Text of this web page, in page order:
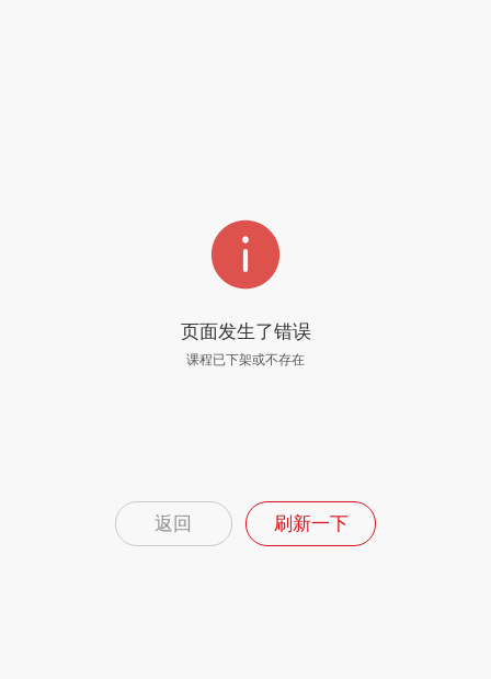

页面发生了错误
课程已下架或不存在
返回 刷新一下